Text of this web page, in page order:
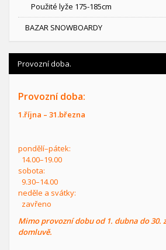
Použité lyže 175-185cm
BAZAR SNOWBOARDY
Provozní doba.
Provozní doba:
1.října – 31.března
pondělí–pátek:
14.00–19.00
sobota:
9.30–14.00
neděle a svátky:
zavřeno
Mimo provozní dobu od 1. dubna do 30.
domluvě.